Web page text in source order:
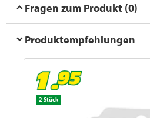
Fragen zum Produkt (0)
Produktempfehlungen
2 Stück